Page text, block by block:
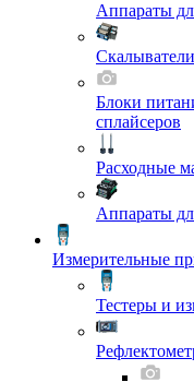
Аппараты
Блоки
сплайсеров
Расходные
Аппараты
Измерительные
Тестеры и